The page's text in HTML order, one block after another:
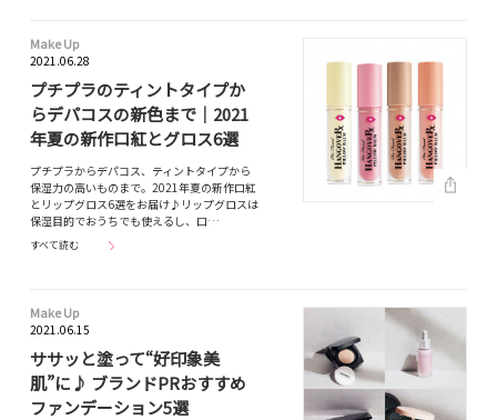
Make Up
2021.06.28
プチプラのティントタイプか
らデパコスの新色まで｜2021
年夏の新作口紅とグロス6選
プチプラからデパコス、ティントタイプから
保湿力の高いものまで。2021年夏の新作口紅
とリップグロス6選をお届け♪リップグロスは
保湿目的でおうちでも使えるし、口…
すべて読む
Make Up
2021.06.15
ササッと塗って“好印象美
肌”に♪ ブランドPRおすすめ
ファンデーション5選